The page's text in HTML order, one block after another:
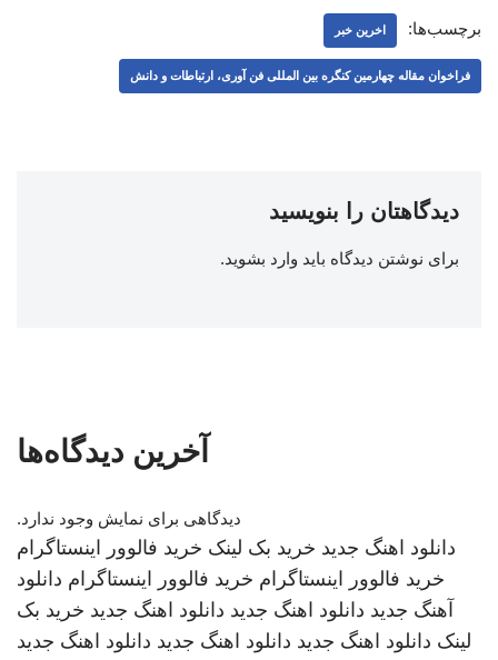
برچسب‌ها: اخرین خبر
فراخوان مقاله چهارمین کنگره بین المللی فن آوری، ارتباطات و دانش
دیدگاهتان را بنویسید
برای نوشتن دیدگاه باید وارد بشوید.
آخرین دیدگاه‌ها
دیدگاهی برای نمایش وجود ندارد.
دانلود اهنگ جدید خرید بک لینک خرید فالوور اینستاگرام
خرید فالوور اینستاگرام خرید فالوور اینستاگرام دانلود
آهنگ جدید دانلود اهنگ جدید دانلود اهنگ جدید خرید بک
لینک دانلود اهنگ جدید دانلود اهنگ جدید دانلود اهنگ جدید